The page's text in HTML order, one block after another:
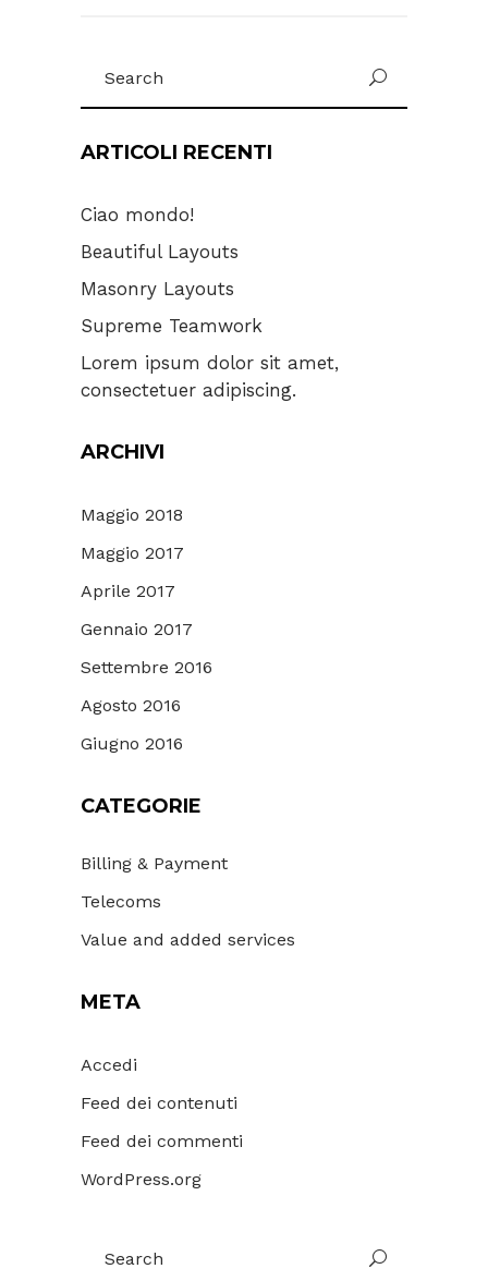
for:
ARTICOLI RECENTI
Ciao mondo!
Beautiful Layouts
Masonry Layouts
Supreme Teamwork
Lorem ipsum dolor sit amet,
consectetuer adipiscing.
ARCHIVI
Maggio 2018
Maggio 2017
Aprile 2017
Gennaio 2017
Settembre 2016
Agosto 2016
Giugno 2016
CATEGORIE
Billing & Payment
Telecoms
Value and added services
META
Accedi
Feed dei contenuti
Feed dei commenti
WordPress.org
for: